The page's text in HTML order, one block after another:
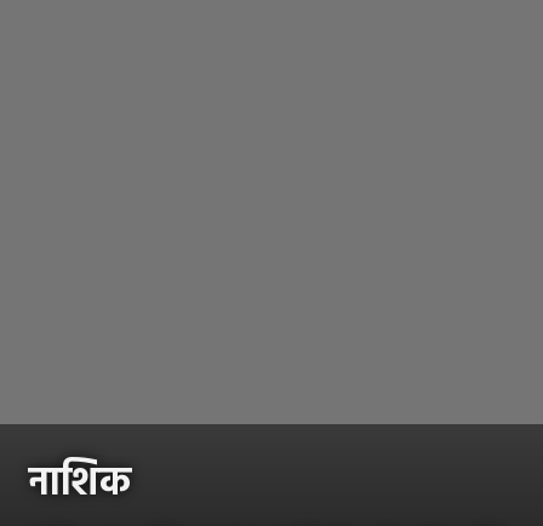
नाशिक